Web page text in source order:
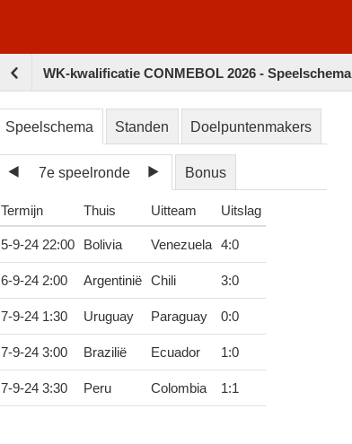
WK-kwalificatie CONMEBOL 2026 - Speelschema
Speelschema Standen Doelpuntenmakers
7e speelronde Bonus
Termijn Thuis Uitteam Uitslag
5-9-24 22:00 Bolivia Venezuela 4:0
6-9-24 2:00 Argentinië Chili 3:0
7-9-24 1:30 Uruguay Paraguay 0:0
7-9-24 3:00 Brazilië Ecuador 1:0
7-9-24 3:30 Peru Colombia 1:1